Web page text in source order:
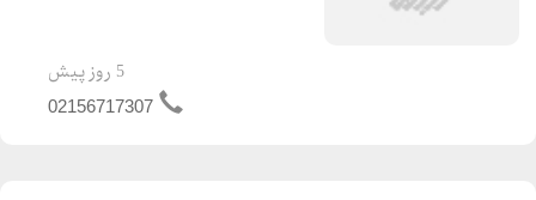
ميباشد جهت حفاظت كاربر مجهز به
5 روز پیش
02156717307